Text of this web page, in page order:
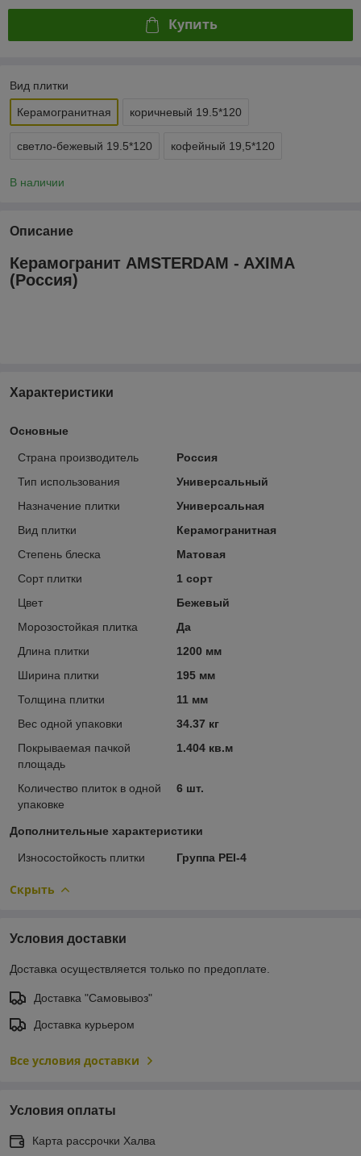
Купить
Вид плитки
Керамогранитная коричневый 19.5*120
светло-бежевый 19.5*120 кофейный 19,5*120
В наличии
Описание
Керамогранит AMSTERDAM - AXIMA
(Россия)
Характеристики
Основные
Страна производитель
Россия
Тип использования
Универсальный
Назначение плитки
Универсальная
Вид плитки
Керамогранитная
Степень блеска
Матовая
Сорт плитки
1 сорт
Цвет
Бежевый
Морозостойкая плитка
Да
Длина плитки
1200 мм
Ширина плитки
195 мм
Толщина плитки
11 мм
Вес одной упаковки
34.37 кг
Покрываемая пачкой
площадь
1.404 кв.м
Количество плиток в одной
упаковке
6 шт.
Дополнительные характеристики
Износостойкость плитки Группа PEI-4
Скрыть
Условия доставки
Доставка осуществляется только по предоплате.
Доставка "Самовывоз"
Доставка курьером
Все условия доставки
Условия оплаты
Карта рассрочки Халва